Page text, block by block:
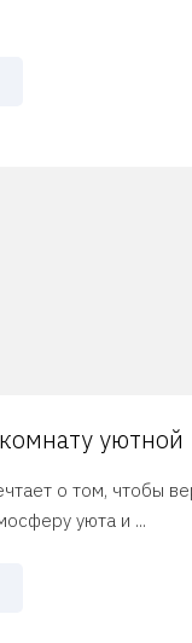
уютной
о том, чтобы
уюта и ...